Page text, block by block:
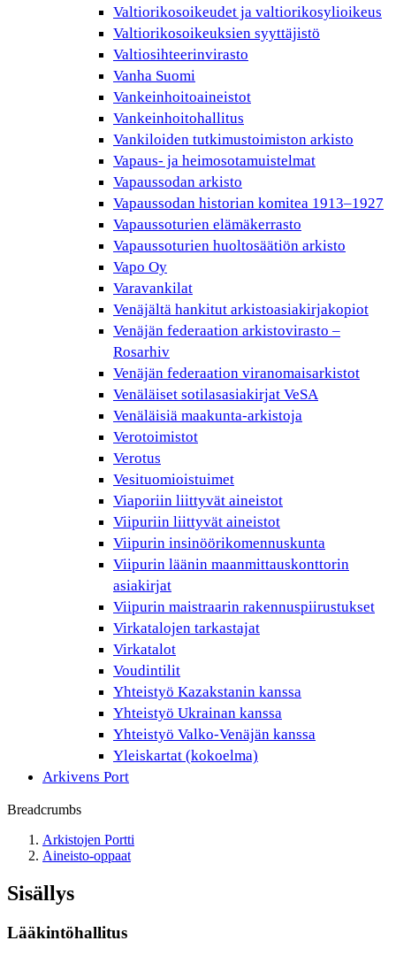
Valtiorikosoikeudet ja valtiorikosylioikeus
Valtiorikosoikeuksien syyttäjistö
Valtiosihteerinvirasto
Vanha Suomi
Vankeinhoitoaineistot
Vankeinhoitohallitus
Vankiloiden tutkimustoimiston arkisto
Vapaus- ja heimosotamuistelmat
Vapaussodan arkisto
Vapaussodan historian komitea 1913–1927
Vapaussoturien elämäkerrasto
Vapaussoturien huoltosäätiön arkisto
Vapo Oy
Varavankilat
Venäjältä hankitut arkistoasiakirjakopiot
Venäjän federaation arkistovirasto –
Rosarhiv
Venäjän federaation viranomaisarkistot
Venäläiset sotilasasiakirjat VeSA
Venäläisiä maakunta-arkistoja
Verotoimistot
Verotus
Vesituomioistuimet
Viaporiin liittyvät aineistot
Viipuriin liittyvät aineistot
Viipurin insinöörikomennuskunta
Viipurin läänin maanmittauskonttorin
asiakirjat
Viipurin maistraarin rakennuspiirustukset
Virkatalojen tarkastajat
Virkatalot
Voudintilit
Yhteistyö Kazakstanin kanssa
Yhteistyö Ukrainan kanssa
Yhteistyö Valko-Venäjän kanssa
Yleiskartat (kokoelma)
Arkivens Port
Breadcrumbs
Arkistojen Portti
Aineisto-oppaat
Sisällys
Lääkintöhallitus